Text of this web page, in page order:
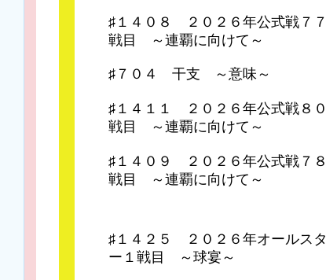
♯１４０８ ２０２６年公式戦７７
戦目 ～連覇に向けて～
♯７０４ 干支 ～意味～
♯１４１１ ２０２６年公式戦８０
戦目 ～連覇に向けて～
♯１４０９ ２０２６年公式戦７８
戦目 ～連覇に向けて～
♯１４２５ ２０２６年オールスタ
ー１戦目 ～球宴～